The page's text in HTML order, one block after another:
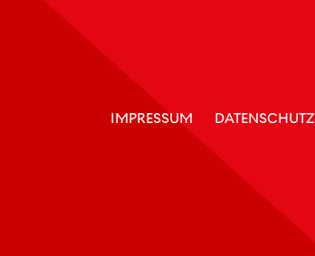
IMPRESSUM DATENSCHUTZ